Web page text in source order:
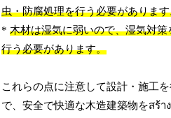
虫・防腐処理を行う必要がありま
*木材は湿気に弱いので、湿気対策
行う必要があります。
これらの点に注意して設計・施工を
で、安全で快適な木造建築物をสร้า